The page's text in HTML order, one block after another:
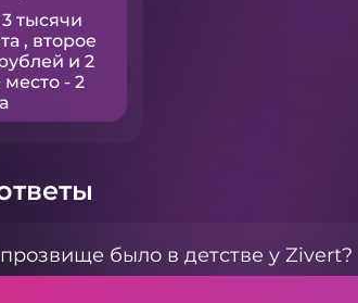
тысячи
, второе
и 2
место - 2
было в детстве у Zivert?